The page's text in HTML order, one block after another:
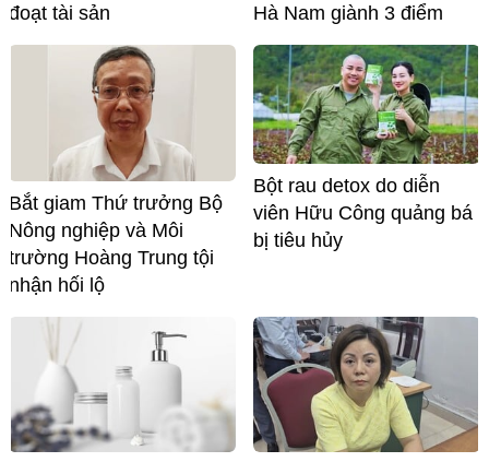
đoạt tài sản
Hà Nam giành 3 điểm
Bắt giam Thứ trưởng Bộ
Nông nghiệp và Môi
trường Hoàng Trung tội
nhận hối lộ
Bột rau detox do diễn
viên Hữu Công quảng bá
bị tiêu hủy